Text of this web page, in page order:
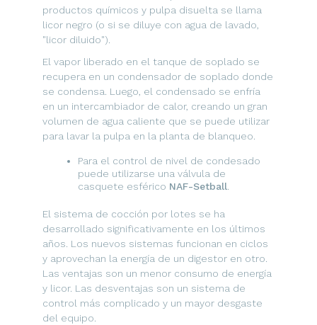
productos químicos y pulpa disuelta se llama
licor negro (o si se diluye con agua de lavado,
"licor diluido").
El vapor liberado en el tanque de soplado se
recupera en un condensador de soplado donde
se condensa. Luego, el condensado se enfría
en un intercambiador de calor, creando un gran
volumen de agua caliente que se puede utilizar
para lavar la pulpa en la planta de blanqueo.
Para el control de nivel de condesado
puede utilizarse una válvula de
casquete esférico NAF-Setball.
El sistema de cocción por lotes se ha
desarrollado significativamente en los últimos
años. Los nuevos sistemas funcionan en ciclos
y aprovechan la energía de un digestor en otro.
Las ventajas son un menor consumo de energía
y licor. Las desventajas son un sistema de
control más complicado y un mayor desgaste
del equipo.